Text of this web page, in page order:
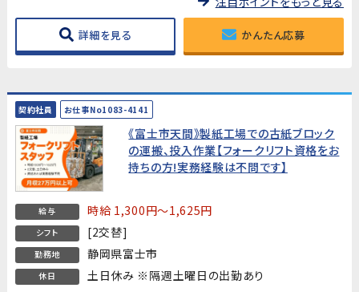
詳細を見る かんたん応募
契約社員 お仕事No1083-4141
《富士市天間》製紙工場での古紙ブロック
の運搬、投入作業【フォークリフト資格をお
持ちの方!実務経験は不問です】
給与 時給 1,300円～1,625円
シフト [2交替]
勤務地 静岡県富士市
休日 土日休み ※隔週土曜日の出勤あり